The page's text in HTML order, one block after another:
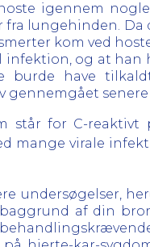
igennem
lungehinden.
kom ved
og at han
burde have
senere
står for C-
mange virale
undersøgelser,
af din